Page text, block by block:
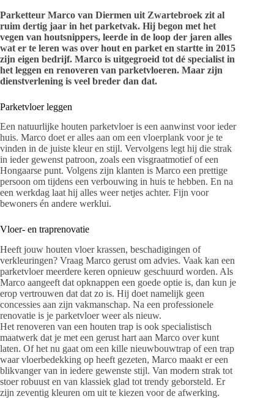
Parketteur Marco van Diermen uit Zwartebroek zit al
ruim dertig jaar in het parketvak. Hij begon met het
vegen van houtsnippers, leerde in de loop der jaren alles
wat er te leren was over hout en parket en startte in 2015
zijn eigen bedrijf. Marco is uitgegroeid tot dé specialist in
het leggen en renoveren van parketvloeren. Maar zijn
dienstverlening is veel breder dan dat.
Parketvloer leggen
Een natuurlijke houten parketvloer is een aanwinst voor ieder
huis. Marco doet er alles aan om een vloerplank voor je te
vinden in de juiste kleur en stijl. Vervolgens legt hij die strak
in ieder gewenst patroon, zoals een visgraatmotief of een
Hongaarse punt. Volgens zijn klanten is Marco een prettige
persoon om tijdens een verbouwing in huis te hebben. En na
een werkdag laat hij alles weer netjes achter. Fijn voor
bewoners én andere werklui.
Vloer- en traprenovatie
Heeft jouw houten vloer krassen, beschadigingen of
verkleuringen? Vraag Marco gerust om advies. Vaak kan een
parketvloer meerdere keren opnieuw geschuurd worden. Als
Marco aangeeft dat opknappen een goede optie is, dan kun je
erop vertrouwen dat dat zo is. Hij doet namelijk geen
concessies aan zijn vakmanschap. Na een professionele
renovatie is je parketvloer weer als nieuw.
Het renoveren van een houten trap is ook specialistisch
maatwerk dat je met een gerust hart aan Marco over kunt
laten. Of het nu gaat om een kille nieuwbouwtrap of een trap
waar vloerbedekking op heeft gezeten, Marco maakt er een
blikvanger van in iedere gewenste stijl. Van modern strak tot
stoer robuust en van klassiek glad tot trendy geborsteld. Er
zijn zeventig kleuren om uit te kiezen voor de afwerking.